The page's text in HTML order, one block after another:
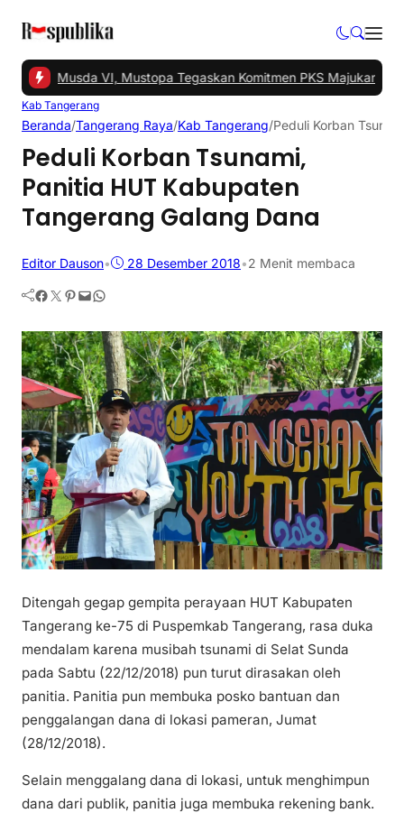
Gelar Musda VI, Mustopa Tegaskan Komitmen PKS Majukan
Kab Tangerang
Beranda/Tangerang Raya/Kab Tangerang/Peduli Korban
Peduli Korban Tsunami,
Panitia HUT Kabupaten
Tangerang Galang Dana
Editor Dauson• 28 Desember 2018•2 Menit membaca
Facebook Twitter Pinterest Mail WhatsApp
Ditengah gegap gempita perayaan HUT Kabupaten
Tangerang ke-75 di Puspemkab Tangerang, rasa duka
mendalam karena musibah tsunami di Selat Sunda
pada Sabtu (22/12/2018) pun turut dirasakan oleh
panitia. Panitia pun membuka posko bantuan dan
penggalangan dana di lokasi pameran, Jumat
(28/12/2018).
Selain menggalang dana di lokasi, untuk menghimpun
dana dari publik, panitia juga membuka rekening bank.